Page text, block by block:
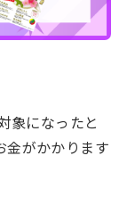
象になったと
金がかかります